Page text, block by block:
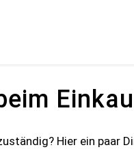
Hier ein paar